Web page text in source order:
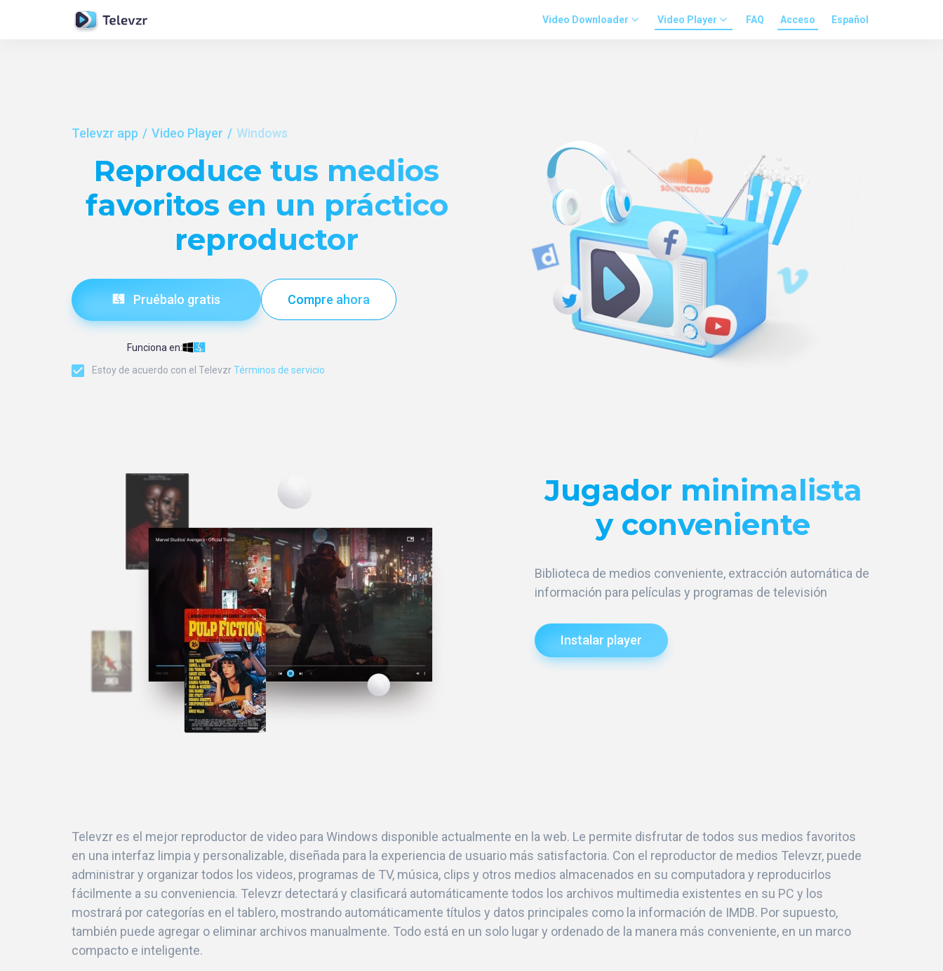
Video Downloader Video Player FAQ Acceso Español
Televzr app Video Player Windows
Reproduce tus medios
favoritos en un práctico
reproductor
Pruébalo gratis
Funciona en:
Compre ahora
Estoy de acuerdo con el TelevzrTérminos de servicio
Jugador minimalista
y conveniente
Biblioteca de medios conveniente, extracción automática de
información para películas y programas de televisión
Instalar player
Televzr es el mejor reproductor de video para Windows disponible actualmente en la web. Le permite disfrutar de todos sus medios favoritos
en una interfaz limpia y personalizable, diseñada para la experiencia de usuario más satisfactoria. Con el reproductor de medios Televzr, puede
administrar y organizar todos los videos, programas de TV, música, clips y otros medios almacenados en su computadora y reproducirlos
fácilmente a su conveniencia. Televzr detectará y clasificará automáticamente todos los archivos multimedia existentes en su PC y los
mostrará por categorías en el tablero, mostrando automáticamente títulos y datos principales como la información de IMDB. Por supuesto,
también puede agregar o eliminar archivos manualmente. Todo está en un solo lugar y ordenado de la manera más conveniente, en un marco
compacto e inteligente.